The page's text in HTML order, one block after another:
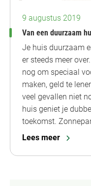
9 augustus 2019
Van een duurzaam
Je huis duurzaam
er steeds meer
nog om speciaal
maken, geld te
veel gevallen niet
huis geniet je
toekomst.
Lees meer